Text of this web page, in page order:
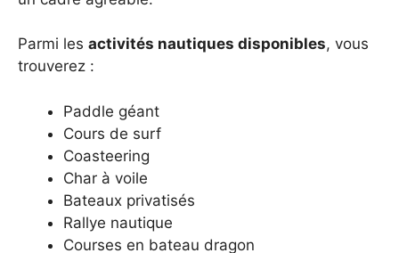
Parmi les activités nautiques disponibles, vous
trouverez :
Paddle géant
Cours de surf
Coasteering
Char à voile
Bateaux privatisés
Rallye nautique
Courses en bateau dragon